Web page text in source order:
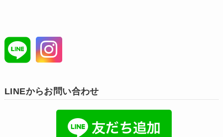
LINEからお問い合わせ